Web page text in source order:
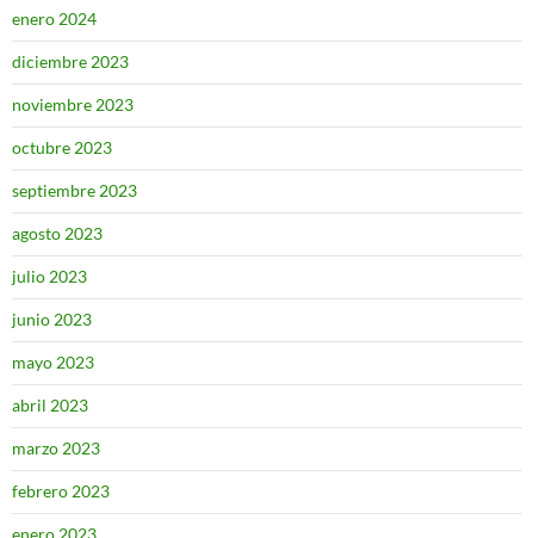
enero 2024
diciembre 2023
noviembre 2023
octubre 2023
septiembre 2023
agosto 2023
julio 2023
junio 2023
mayo 2023
abril 2023
marzo 2023
febrero 2023
enero 2023